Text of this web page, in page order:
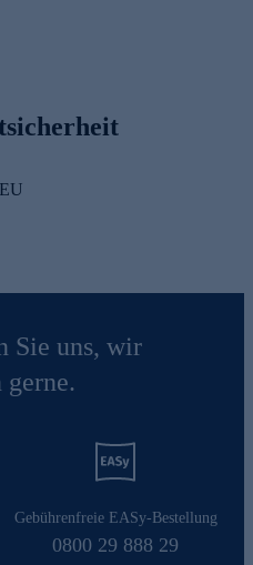
Sie uns, wir
gerne.
Gebührenfreie EASy-Bestellung
0800 29 888 29